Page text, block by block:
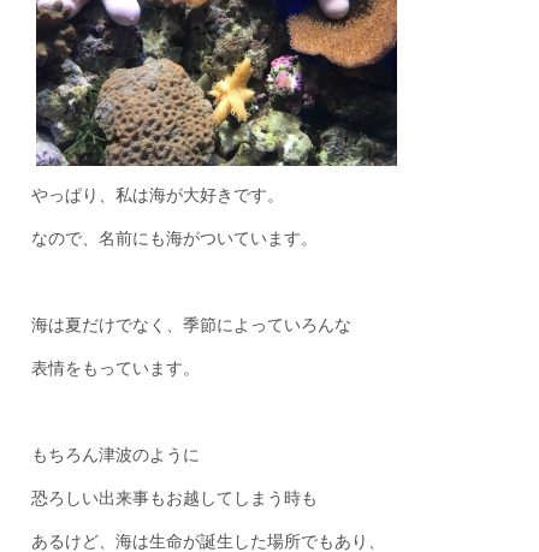
やっぱり、私は海が大好きです。
なので、名前にも海がついています。
海は夏だけでなく、季節によっていろんな
表情をもっています。
もちろん津波のように
恐ろしい出来事もお越してしまう時も
あるけど、海は生命が誕生した場所でもあり、